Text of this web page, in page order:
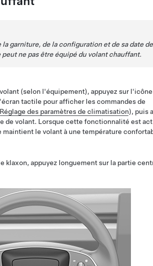
la garniture, de la configuration et de sa date
ne pas être équipé du volant chauffant.
(selon l'équipement), appuyez sur
tactile pour afficher les commandes de
Réglage des paramètres de climatisation), puis
de volant. Lorsque cette fonctionnalité est
maintient le volant à une température
klaxon, appuyez longuement sur la partie